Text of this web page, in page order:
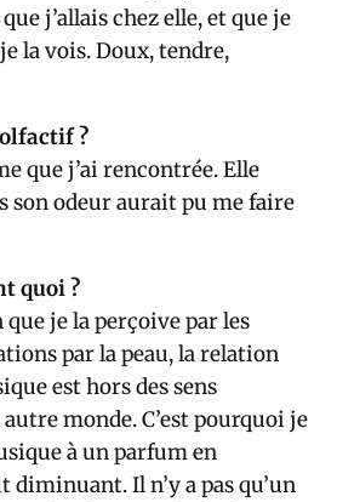
j’allais chez elle, et que je
la vois. Doux, tendre,
?
que j’ai rencontrée. Elle
son odeur aurait pu me faire
quoi ?
que je la perçoive par les
par la peau, la relation
est hors des sens
monde. C’est pourquoi je
à un parfum en
Il n’y a pas qu’un